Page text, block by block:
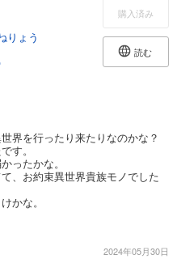
りょう
購入済み
読む
界を行ったり来たりなのかな？
す。
ったかな。
、お約束異世界貴族モノでした
かな。
2024年05月30日